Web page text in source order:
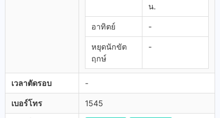
น.
อาทิตย์ -
หยุดนักขัต
ฤกษ์
-
เวลาตัดรอบ -
เบอร์โทร 1545